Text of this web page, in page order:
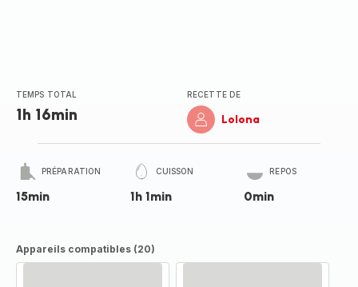
TEMPS TOTAL
1h 16min
RECETTE DE
Lolona
PRÉPARATION
15min
CUISSON
1h 1min
REPOS
0min
Appareils compatibles (20)